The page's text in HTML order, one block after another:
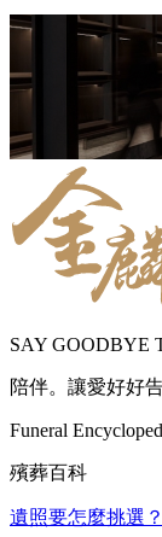
SAY GOODBYE
陪伴。讓愛好好
Funeral
殯葬百科
遺照要怎麼挑選